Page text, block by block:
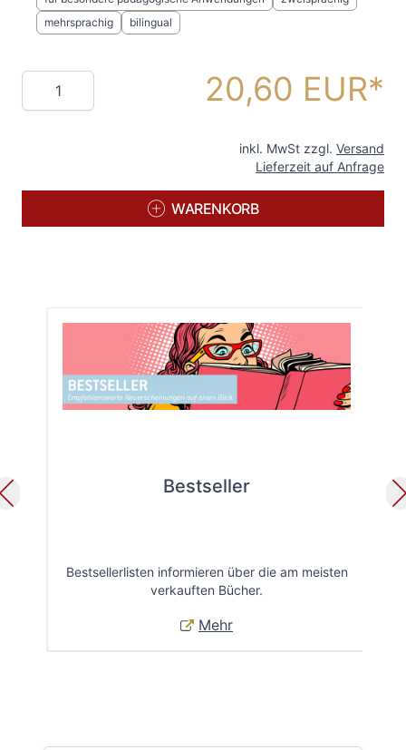
mehrsprachig
bilingual
Menge 20,60 EUR
inkl. MwSt zzgl. Versand
Lieferzeit auf Anfrage
WARENKORB
Bestseller
Bestsellerlisten informieren über die am meisten
verkauften Bücher.
Mehr